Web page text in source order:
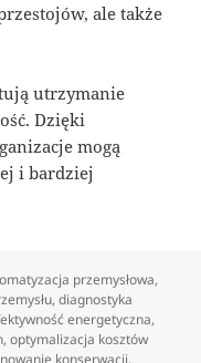
ale także
utrzymanie
Dzięki
mogą
i bardziej
przemysłowa,
,diagnostyka
energetyczna,
,optymalizacja kosztów
konserwacji,